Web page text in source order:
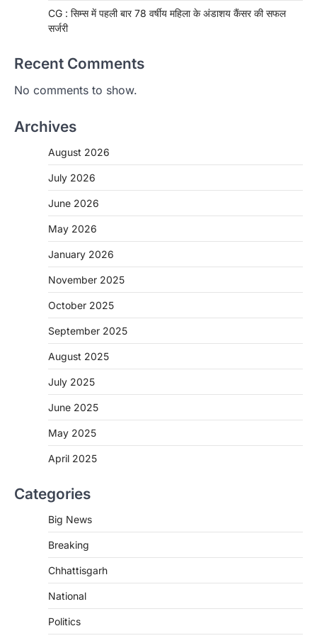
CG : सिम्स में पहली बार 78 वर्षीय महिला के अंडाशय कैंसर की सफल
सर्जरी
Recent Comments
No comments to show.
Archives
August 2026
July 2026
June 2026
May 2026
January 2026
November 2025
October 2025
September 2025
August 2025
July 2025
June 2025
May 2025
April 2025
Categories
Big News
Breaking
Chhattisgarh
National
Politics
CHHATTISGARH
CG: 1 से 19 वर्ष तक के बच्चों को निःशुल्क दी
जाएगी एल्बेंडाजोल
More Khabar August 7, 2026
रायपुर। राष्ट्रीय कृमि मुक्ति दिवस भारत सरकार द्वारा
CHHATTISGARH
जशपुर जिले की 5 माह की मासूम…
CG: छिपली की दीदियों का कमाल, बकरी